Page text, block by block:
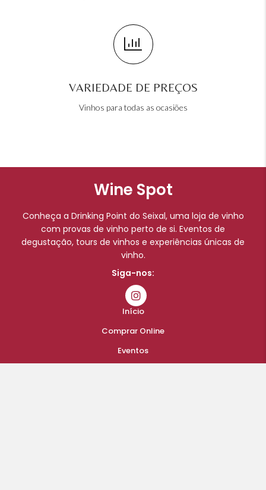
VARIEDADE DE PREÇOS
Vinhos para todas as ocasiões
Wine Spot
Conheça a Drinking Point do Seixal, uma loja de vinho
com provas de vinho perto de si. Eventos de
degustação, tours de vinhos e experiências únicas de
vinho.
Siga-nos:
Início
Comprar Online
Eventos